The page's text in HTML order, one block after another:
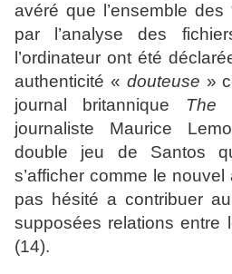
avéré que l’ensemble des
par l’analyse des
l’ordinateur ont été
authenticité « douteuse »
journal britannique
The
journaliste Maurice
double jeu de Santos
s’afficher comme le nouvel
pas hésité a contribuer
supposées relations entre
(14).